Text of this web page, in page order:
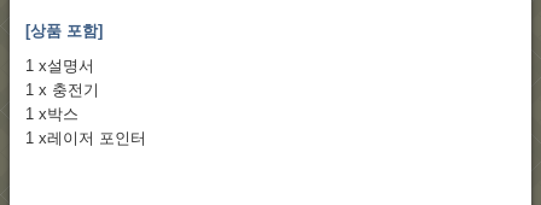
[상품 포함]
1 x설명서
1 x 충전기
1 x박스
1 x레이저 포인터